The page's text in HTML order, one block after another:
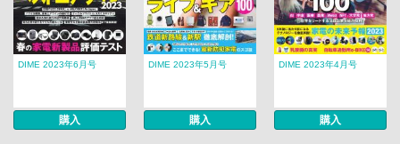
DIME 2023年6月号
購入
DIME 2023年5月号
購入
DIME 2023年4月号
購入